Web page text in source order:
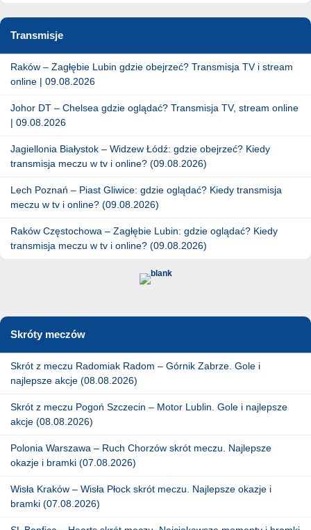
Transmisje
Raków – Zagłębie Lubin gdzie obejrzeć? Transmisja TV i stream
online | 09.08.2026
Johor DT – Chelsea gdzie oglądać? Transmisja TV, stream online
| 09.08.2026
Jagiellonia Białystok – Widzew Łódź: gdzie obejrzeć? Kiedy
transmisja meczu w tv i online? (09.08.2026)
Lech Poznań – Piast Gliwice: gdzie oglądać? Kiedy transmisja
meczu w tv i online? (09.08.2026)
Raków Częstochowa – Zagłębie Lubin: gdzie oglądać? Kiedy
transmisja meczu w tv i online? (09.08.2026)
Skróty meczów
Skrót z meczu Radomiak Radom – Górnik Zabrze. Gole i
najlepsze akcje (08.08.2026)
Skrót z meczu Pogoń Szczecin – Motor Lublin. Gole i najlepsze
akcje (08.08.2026)
Polonia Warszawa – Ruch Chorzów skrót meczu. Najlepsze
okazje i bramki (07.08.2026)
Wisła Kraków – Wisła Płock skrót meczu. Najlepsze okazje i
bramki (07.08.2026)